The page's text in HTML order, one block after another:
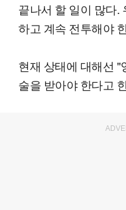
끝나서 할 일이 많다.
하고 계속 전투해야
현재 상태에 대해선
술을 받아야 한다고